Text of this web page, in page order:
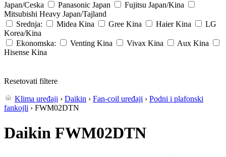
Japan/Ceska
Panasonic Japan Fujitsu Japan/Kina
Mitsubishi Heavy Japan/Tajland
Srednja:
Midea Kina Gree Kina Haier Kina
LG
Korea/Kina
Ekonomska:
Venting Kina Vivax Kina Aux Kina
Hisense Kina
Resetovati filtere
Klima uređaji › Daikin › Fan-coil uređaji › Podni i plafonski
fankojli › FWM02DTN
Daikin FWM02DTN